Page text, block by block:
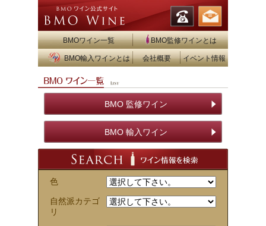
BMOワイン一覧 BMO監修ワインとは
BMO輸入ワインとは 会社概要 イベント情報
BMO 監修ワイン
BMO 輸入ワイン
色
自然派カテゴ
リ